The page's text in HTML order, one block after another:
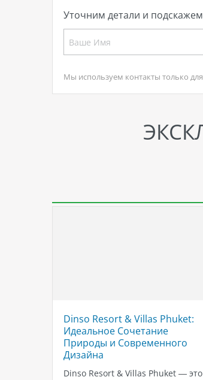
Уточним детали и
Мы используем контакты только
Dinso Resort & Villas Phuket:
Идеальное Сочетание
Природы и Современного
Дизайна
Dinso Resort & Villas Phuket — это